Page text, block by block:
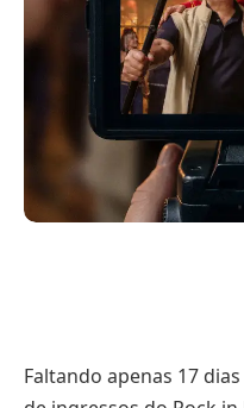
Faltando apenas 17